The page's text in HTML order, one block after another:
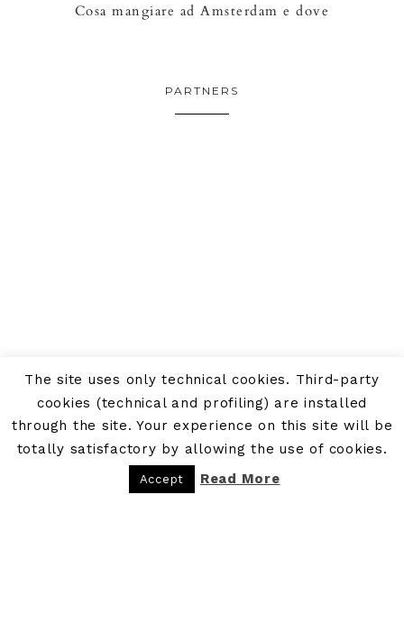
Cosa mangiare ad Amsterdam e dove
PARTNERS
The site uses only technical cookies. Third-party
cookies (technical and profiling) are installed
through the site. Your experience on this site will be
totally satisfactory by allowing the use of cookies.
Accept Read More